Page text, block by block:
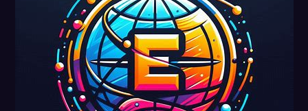
nalita
te
nalita
te